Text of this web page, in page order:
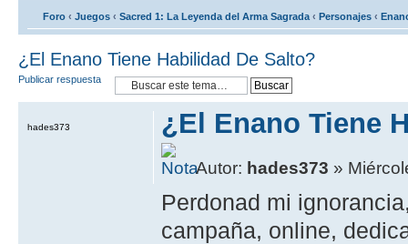
Foro ‹ Juegos ‹ Sacred 1: La Leyenda del Arma Sagrada ‹ Personajes ‹
¿El Enano Tiene Habilidad De Salto?
Publicar respuesta
¿El Enano Tiene
Autor: hades373 »
Perdonad mi
campaña, online,
hades373